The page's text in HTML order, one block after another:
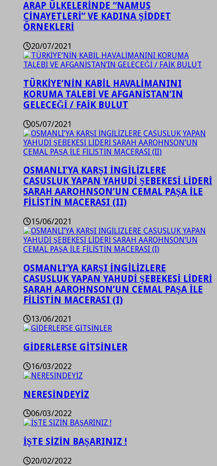
ARAP ÜLKELERİNDE “NAMUS
CİNAYETLERİ” VE KADINA ŞİDDET
ÖRNEKLERİ
20/07/2021
TÜRKİYE’NİN KABİL HAVALİMANINI
KORUMA TALEBİ VE AFGANİSTAN’IN
GELECEĞİ / FAİK BULUT
05/07/2021
OSMANLI’YA KARŞI İNGİLİZLERE
CASUSLUK YAPAN YAHUDİ ŞEBEKESİ LİDERİ
SARAH AAROHNSON’UN CEMAL PAŞA İLE
FİLİSTİN MACERASI (II)
15/06/2021
OSMANLI’YA KARŞI İNGİLİZLERE
CASUSLUK YAPAN YAHUDİ ŞEBEKESİ LİDERİ
SARAH AAROHNSON’UN CEMAL PAŞA İLE
FİLİSTİN MACERASI (I)
13/06/2021
GİDERLERSE GİTSİNLER
16/03/2022
NERESİNDEYİZ
06/03/2022
İŞTE SİZİN BAŞARINIZ !
20/02/2022